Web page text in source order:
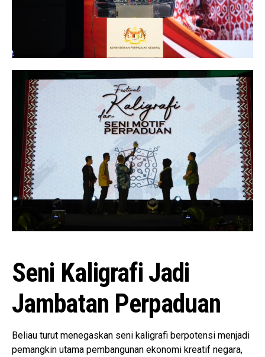
Seni Kaligrafi Jadi
Jambatan Perpaduan
Beliau turut menegaskan seni kaligrafi berpotensi menjadi
pemangkin utama pembangunan ekonomi kreatif negara,